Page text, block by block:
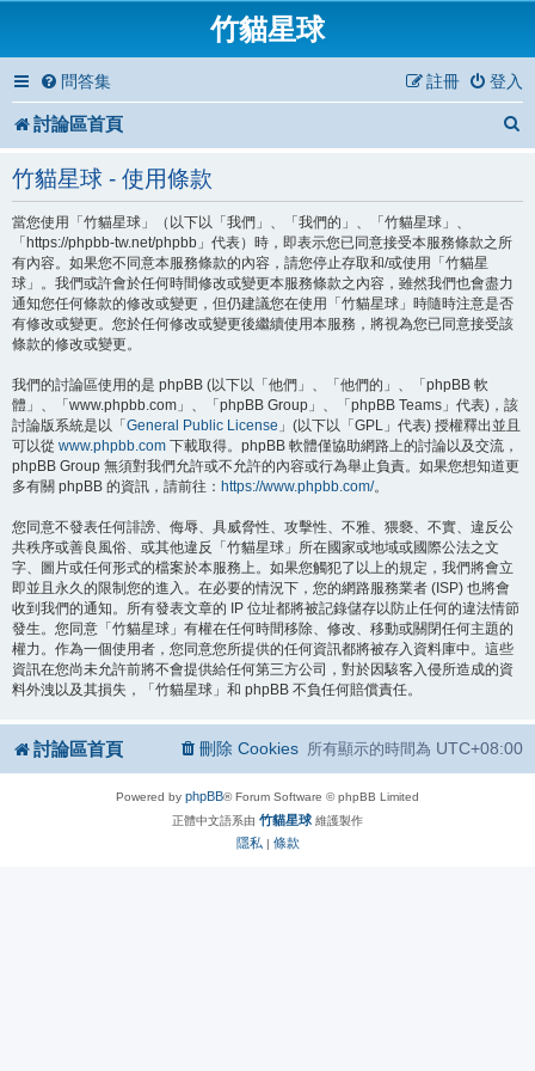
竹貓星球
問答集 登入
註冊
討論區首頁
竹貓星球 - 使用條款
當您使用「竹貓星球」（以下以「我們」、「我們的」、「竹貓星球」、
「https://phpbb-tw.net/phpbb」代表）時，即表示您已同意接受本服務條款之所
有內容。如果您不同意本服務條款的內容，請您停止存取和/或使用「竹貓星
球」。我們或許會於任何時間修改或變更本服務條款之內容，雖然我們也會盡力
通知您任何條款的修改或變更，但仍建議您在使用「竹貓星球」時隨時注意是否
有修改或變更。您於任何修改或變更後繼續使用本服務，將視為您已同意接受該
條款的修改或變更。
我們的討論區使用的是 phpBB (以下以「他們」、「他們的」、「phpBB 軟
體」、「www.phpbb.com」、「phpBB Group」、「phpBB Teams」代表)，該
討論版系統是以「 General Public License 」(以下以「GPL」代表) 授權釋出並且
可以從 www.phpbb.com 下載取得。phpBB 軟體僅協助網路上的討論以及交流，
phpBB Group 無須對我們允許或不允許的內容或行為舉止負責。如果您想知道更
多有關 phpBB 的資訊，請前往： https://www.phpbb.com/。
您同意不發表任何誹謗、侮辱、具威脅性、攻擊性、不雅、猥褻、不實、違反公
共秩序或善良風俗、或其他違反「竹貓星球」所在國家或地域或國際公法之文
字、圖片或任何形式的檔案於本服務上。如果您觸犯了以上的規定，我們將會立
即並且永久的限制您的進入。在必要的情況下，您的網路服務業者 (ISP) 也將會
收到我們的通知。所有發表文章的 IP 位址都將被記錄儲存以防止任何的違法情節
發生。您同意「竹貓星球」有權在任何時間移除、修改、移動或關閉任何主題的
權力。作為一個使用者，您同意您所提供的任何資訊都將被存入資料庫中。這些
資訊在您尚未允許前將不會提供給任何第三方公司，對於因駭客入侵所造成的資
料外洩以及其損失，「竹貓星球」和 phpBB 不負任何賠償責任。
討論區首頁 所有顯示的時間為 UTC+08:00
刪除 Cookies
Powered by phpBB® Forum Software © phpBB Limited
正體中文語系由 竹貓星球 維護製作
隱私 | 條款